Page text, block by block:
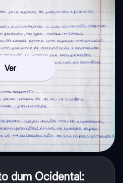
Ver
dum Ocidental: